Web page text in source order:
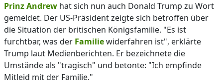
Prinz Andrew hat sich nun auch Donald Trump zu Wort
gemeldet. Der US-Präsident zeigte sich betroffen über
die Situation der britischen Königsfamilie. "Es ist
furchtbar, was der Familiewiderfahren ist", erklärte
Trump laut Medienberichten. Er bezeichnete die
Umstände als "tragisch" und betonte: "Ich empfinde
Mitleid mit der Familie."